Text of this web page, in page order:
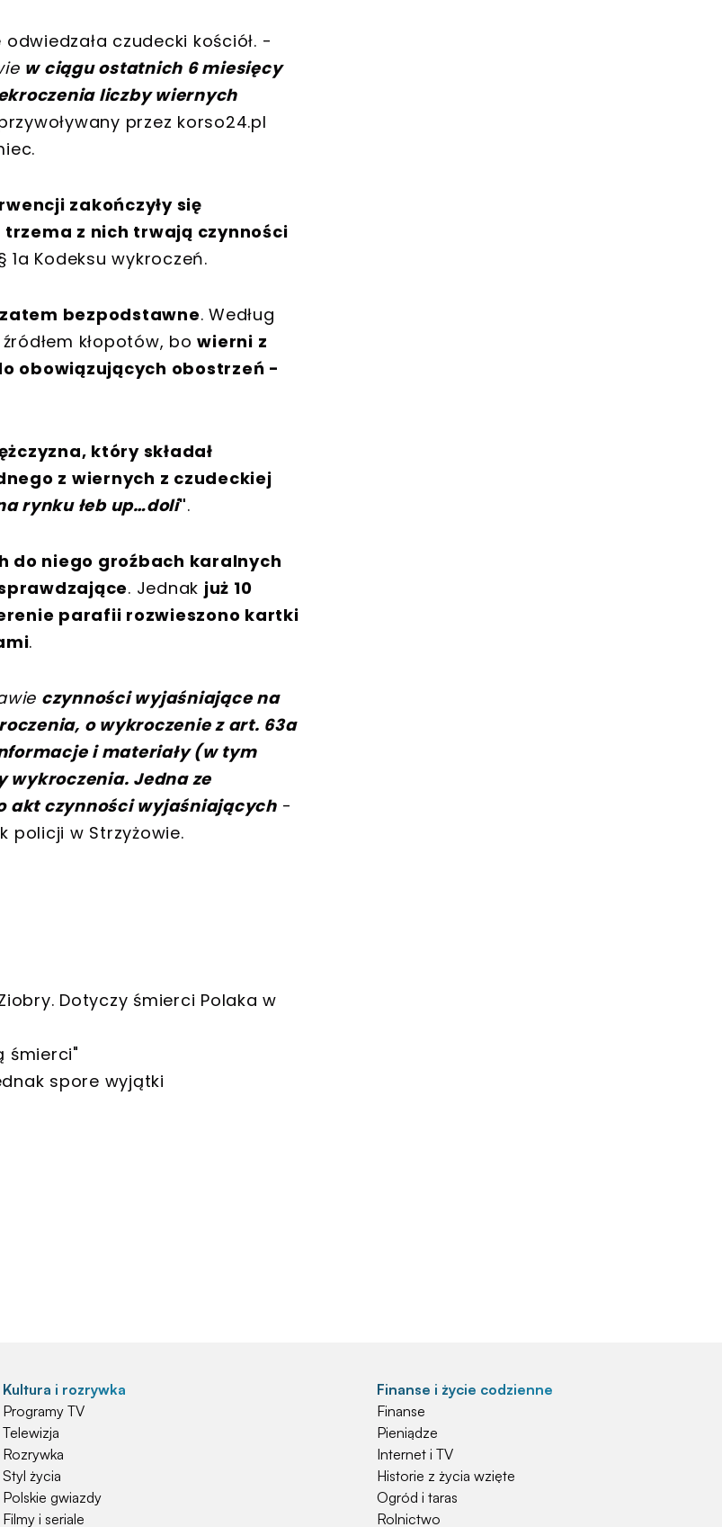
czudecki kościół. -
w ciągu ostatnich 6 miesięcy
liczby wiernych
przez korso24.pl
zakończyły się
trzema z nich trwają czynności
1a Kodeksu wykroczeń.
bezpodstawne. Według
kłopotów, bowierni z
obowiązujących obostrzeń -
który składał
z wiernych z czudeckiej
rynku łeb up…doli".
do niego groźbach karalnych
. Jednak już 10
parafii rozwieszono kartki
.
czynności wyjaśniające na
o wykroczenie z art. 63a
i materiały (w tym
Jedna ze
akt czynności wyjaśniających-
policji w Strzyżowie.
Dotyczy śmierci Polaka w
śmierci"
spore wyjątki
Kultura i rozrywka
Programy TV
Telewizja
Rozrywka
Styl życia
Polskie gwiazdy
Filmy i seriale
Finanse i życie codzienne
Finanse
Pieniądze
Internet i TV
Historie z życia wzięte
Ogród i taras
Rolnictwo